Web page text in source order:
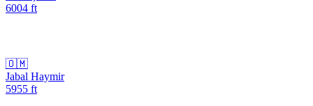
6004 ft
🇴🇲
Jabal Haymir
5955 ft